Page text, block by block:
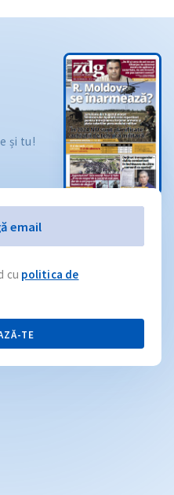
și tu!
email
cu politica de
TE